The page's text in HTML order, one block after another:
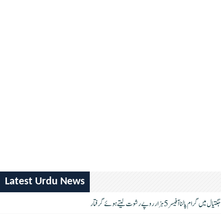
Latest Urdu News
جگتیال میں گرام پالنا آفیسر 5 ہزار روپے رشوت لیتے ہوئے گرفتار